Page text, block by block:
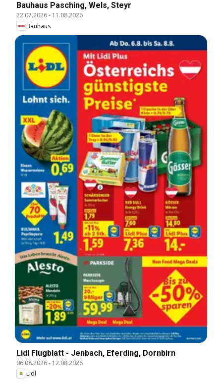
Bauhaus Pasching, Wels, Steyr
22.07.2026- 11.08.2026
Bauhaus
Lidl Flugblatt - Jenbach, Eferding, Dornbirn
06.08.2026- 12.08.2026
Lidl